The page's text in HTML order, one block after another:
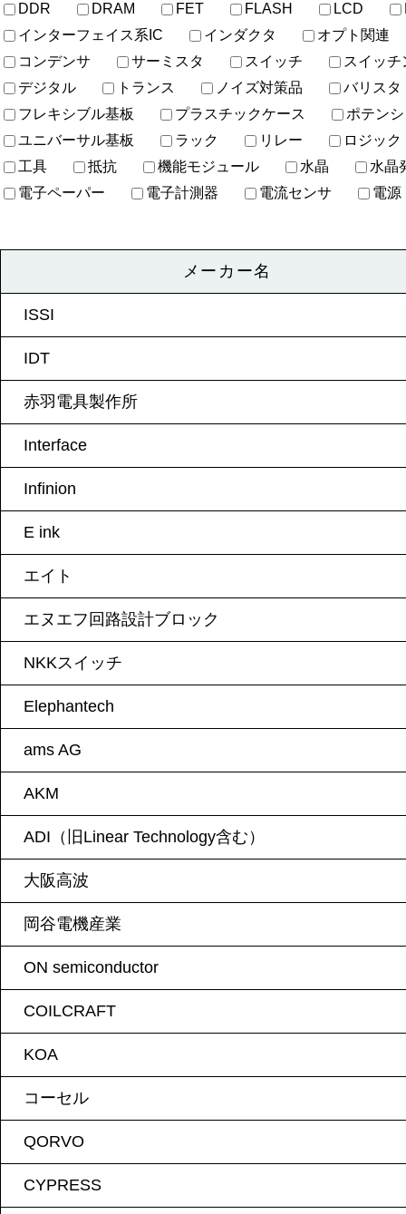
DDR
DRAM FET FLASH LCD
インターフェイス系IC
インダクタ
オプト関連
コンデンサ
サーミスタ スイッチ
スイッチ
デジタル
トランス ノイズ対策品
バリスタ
フレキシブル基板
プラスチックケース
ポテン
ユニバーサル基板
ラック リレー
ロジック
工具
抵抗 機能モジュール 水晶
水晶
電子ペーパー
電子計測器 電流センサ 電源
メーカー名
ISSI
IDT
赤羽電具製作所
Interface
Infinion
E ink
エイト
エヌエフ回路設計ブロック
NKKスイッチ
Elephantech
ams AG
AKM
ADI（旧Linear Technology含む）
大阪高波
岡谷電機産業
ON semiconductor
COILCRAFT
KOA
コーセル
QORVO
CYPRESS